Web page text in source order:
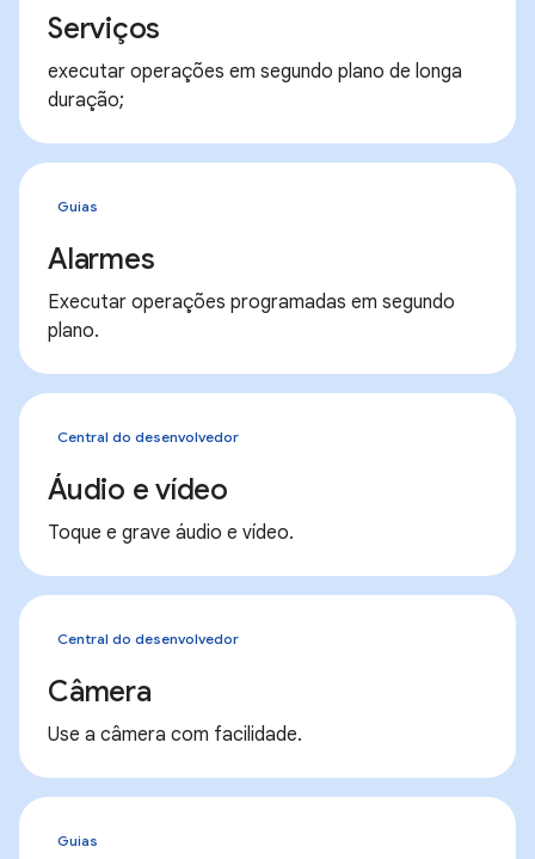
Serviços
executar operações em segundo plano de longa
duração;
Guias
Alarmes
Executar operações programadas em segundo
plano.
Central do desenvolvedor
Áudio e vídeo
Toque e grave áudio e vídeo.
Central do desenvolvedor
Câmera
Use a câmera com facilidade.
Guias